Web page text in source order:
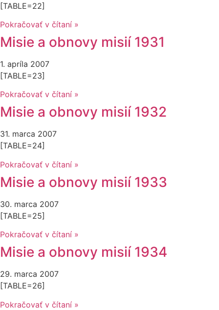
[TABLE=22]
Pokračovať v čítaní »
Misie a obnovy misií 1931
1. apríla 2007
[TABLE=23]
Pokračovať v čítaní »
Misie a obnovy misií 1932
31. marca 2007
[TABLE=24]
Pokračovať v čítaní »
Misie a obnovy misií 1933
30. marca 2007
[TABLE=25]
Pokračovať v čítaní »
Misie a obnovy misií 1934
29. marca 2007
[TABLE=26]
Pokračovať v čítaní »